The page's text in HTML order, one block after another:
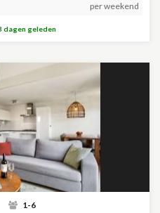
per weekend
dagen geleden
1-6